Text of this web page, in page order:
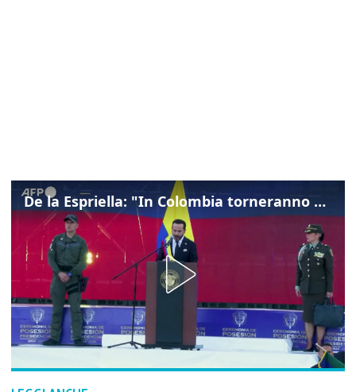
De la Espriella: "In Colombia torneranno ordine, autorità e libertà"